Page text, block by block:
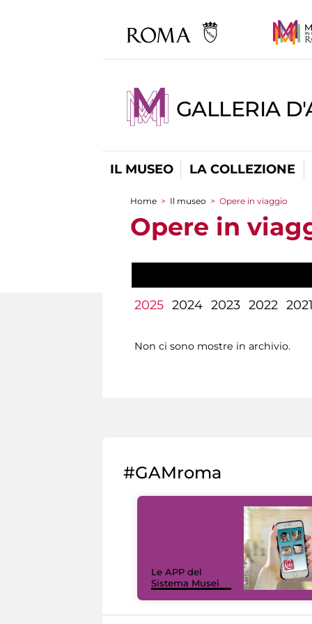
GALLERIA
IL MUSEO LA COLLEZIONE
Tu sei qui
Home > Il museo > Opere in viaggio
Opere in
2025 2024 2023 2022
Non ci sono mostre in archivio.
#GAMroma
Le APP del
Sistema Musei